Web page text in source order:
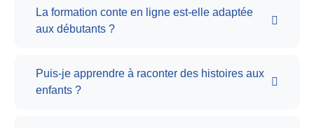
La formation conte en ligne est-elle adaptée
aux débutants ?
Puis-je apprendre à raconter des histoires aux
enfants ?